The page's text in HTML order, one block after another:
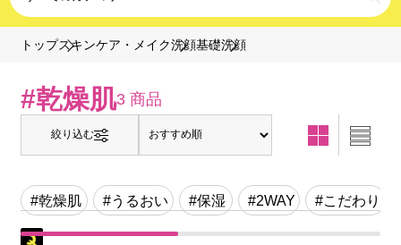
トップスキンケア・メイク洗顔基礎洗顔
#乾燥肌3 商品
絞り込む
#乾燥肌 #うるおい #保湿 #2WAY #こだわり